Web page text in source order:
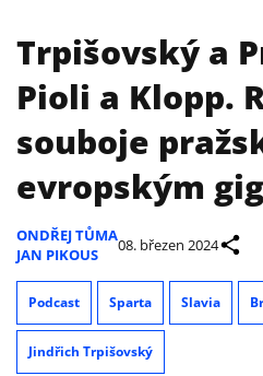
Trpišovský a
Pioli a Klopp.
souboje
evropským
ONDŘEJ TŮMA
JAN PIKOUS
08. březen 2024
Podcast Sparta Slavia
Jindřich Trpišovský